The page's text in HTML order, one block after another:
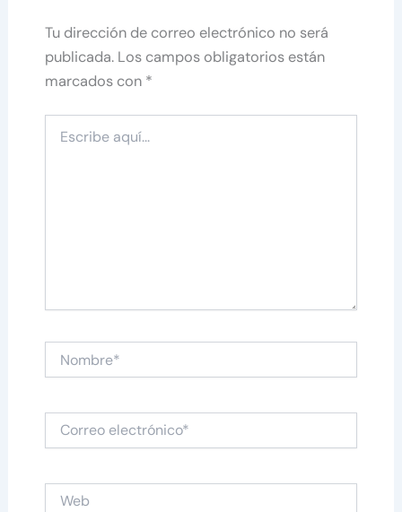
Tu dirección de correo electrónico no será
publicada. Los campos obligatorios están
marcados con *
aquí...
Correo
electrónico*